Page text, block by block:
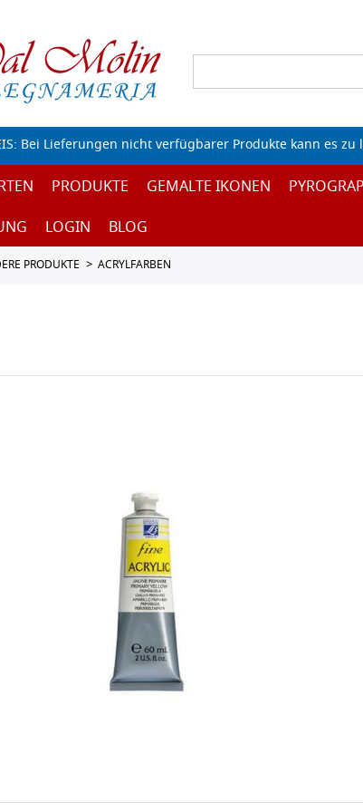
Bei Lieferungen nicht verfügbarer Produkte kann es
PRODUKTE GEMALTE IKONEN
LOGIN BLOG
PRODUKTE ACRYLFARBEN